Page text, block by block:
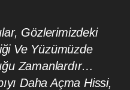
Gözlerimizdeki
Ve Yüzümüzde
Zamanlardır…
Daha Açma Hissi,